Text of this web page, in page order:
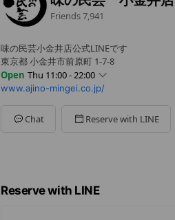
Friends7,941
味の民芸小金井店公式LINEです
東京都 小金井市前原町 1-7-8
Open Thu 11:00 - 22:00
Mon11:00 - 22:00
Wed11:00 - 22:00
www.ajino-mingei.co.jp/
Chat Reserve with LINE
Reserve with LINE